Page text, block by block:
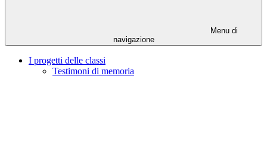
Menu di
navigazione
I progetti delle classi
Testimoni di memoria